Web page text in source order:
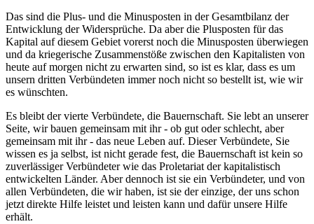
Das sind die Plus- und die Minusposten in der Gesamtbilanz der
Entwicklung der Widersprüche. Da aber die Plusposten für das
Kapital auf diesem Gebiet vorerst noch die Minusposten überwiegen
und da kriegerische Zusammenstöße zwischen den Kapitalisten von
heute auf morgen nicht zu erwarten sind, so ist es klar, dass es um
unsern dritten Verbündeten immer noch nicht so bestellt ist, wie wir
es wünschten.
Es bleibt der vierte Verbündete, die Bauernschaft. Sie lebt an unserer
Seite, wir bauen gemeinsam mit ihr - ob gut oder schlecht, aber
gemeinsam mit ihr - das neue Leben auf. Dieser Verbündete, Sie
wissen es ja selbst, ist nicht gerade fest, die Bauernschaft ist kein so
zuverlässiger Verbündeter wie das Proletariat der kapitalistisch
entwickelten Länder. Aber dennoch ist sie ein Verbündeter, und von
allen Verbündeten, die wir haben, ist sie der einzige, der uns schon
jetzt direkte Hilfe leistet und leisten kann und dafür unsere Hilfe
erhält.